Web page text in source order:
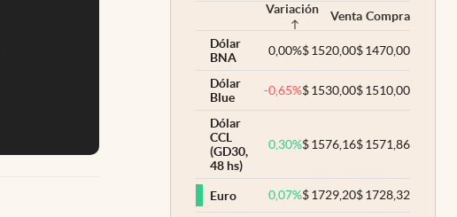
Variación Venta Compra
Dólar
BNA
0,00%$1520,00$1470,00
Dólar
Blue
-0,65%$1530,00$1510,00
Dólar
CCL
(GD30,
48 hs)
0,30%$1576,16$1571,86
Euro 0,07%$1729,20$1728,32